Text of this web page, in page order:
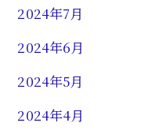
2024年7月
2024年6月
2024年5月
2024年4月